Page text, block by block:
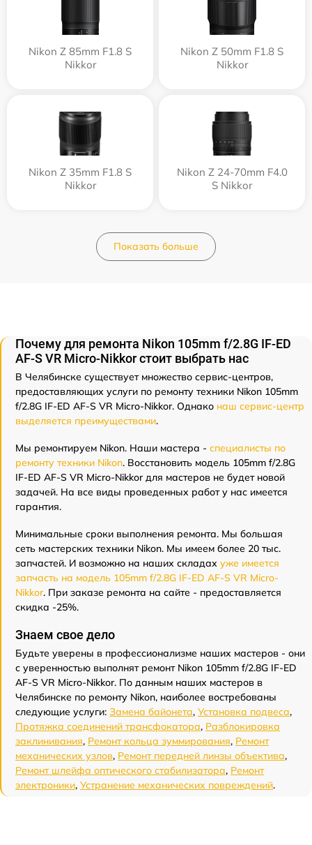
Nikon Z 85mm F1.8 S
Nikkor
Nikon Z 50mm F1.8 S
Nikkor
Nikon Z 35mm F1.8 S
Nikkor
Nikon Z 24-70mm F4.0
S Nikkor
Показать больше
Почему для ремонта Nikon 105mm f/2.8G IF-ED
AF-S VR Micro-Nikkor стоит выбрать нас
В Челябинске существует множество сервис-центров,
предоставляющих услуги по ремонту техники Nikon 105mm
f/2.8G IF-ED AF-S VR Micro-Nikkor. Однако наш сервис-центр
выделяется преимуществами.
Мы ремонтируем Nikon. Наши мастера - специалисты по
ремонту техники Nikon. Восстановить модель 105mm f/2.8G
IF-ED AF-S VR Micro-Nikkor для мастеров не будет новой
задачей. На все виды проведенных работ у нас имеется
гарантия.
Минимальные сроки выполнения ремонта. Мы большая
сеть мастерских техники Nikon. Мы имеем более 20 тыс.
запчастей. И возможно на наших складах уже имеется
запчасть на модель 105mm f/2.8G IF-ED AF-S VR Micro-
Nikkor. При заказе ремонта на сайте - предоставляется
скидка -25%.
Знаем свое дело
Будьте уверены в профессионализме наших мастеров - они
с уверенностью выполнят ремонт Nikon 105mm f/2.8G IF-ED
AF-S VR Micro-Nikkor. По данным наших мастеров в
Челябинске по ремонту Nikon, наиболее востребованы
следующие услуги: Замена байонета, Установка подвеса,
Протяжка соединений трансфокатора, Разблокировка
заклинивания, Ремонт кольца зуммирования, Ремонт
механических узлов, Ремонт передней линзы объектива,
Ремонт шлейфа оптического стабилизатора, Ремонт
электроники, Устранение механических повреждений.